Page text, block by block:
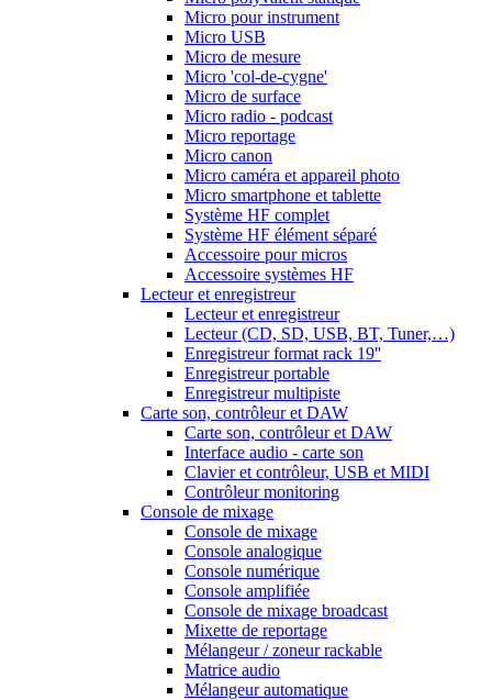
Micro pour instrument
Micro USB
Micro de mesure
Micro 'col-de-cygne'
Micro de surface
Micro radio - podcast
Micro reportage
Micro canon
Micro caméra et appareil photo
Micro smartphone et tablette
Système HF complet
Système HF élément séparé
Accessoire pour micros
Accessoire systèmes HF
Lecteur et enregistreur
Lecteur et enregistreur
Lecteur (CD, SD, USB, BT, Tuner,…)
Enregistreur format rack 19''
Enregistreur portable
Enregistreur multipiste
Carte son, contrôleur et DAW
Carte son, contrôleur et DAW
Interface audio - carte son
Clavier et contrôleur, USB et MIDI
Contrôleur monitoring
Console de mixage
Console de mixage
Console analogique
Console numérique
Console amplifiée
Console de mixage broadcast
Mixette de reportage
Mélangeur / zoneur rackable
Matrice audio
Mélangeur automatique